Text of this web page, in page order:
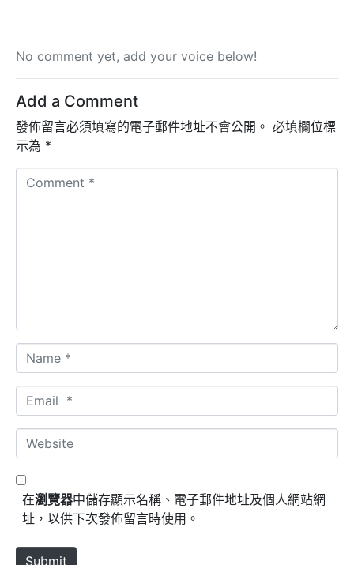
No comment yet, add your voice below!
Add a Comment
發佈留言必須填寫的電子郵件地址不會公開。 必填欄位標
示為 *
a
m
*
m
a
*
W
e
b
e
在瀏覽器中儲存顯示名稱、電子郵件地址及個人網站網
址，以供下次發佈留言時使用。
Submit